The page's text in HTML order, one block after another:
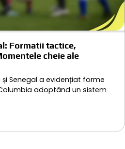
Formatii tactice,
cheie ale
Senegal a evidențiat forme
adoptând un sistem